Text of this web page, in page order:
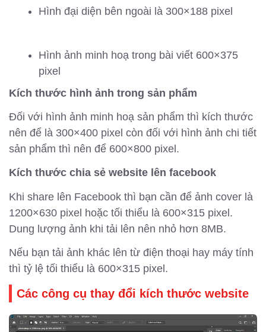
Hình đại diện bên ngoài là 300×188 pixel
Hình ảnh minh hoạ trong bài viết 600×375
pixel
Kích thước hình ảnh trong sản phẩm
Đối với hình ảnh minh hoạ sản phẩm thì kích thước
nên để là 300×400 pixel còn đối với hình ảnh chi tiết
sản phẩm thì nên để 600×800 pixel.
Kích thước chia sẻ website lên facebook
Khi share lên Facebook thì bạn cần để ảnh cover là
1200×630 pixel hoặc tối thiểu là 600×315 pixel.
Dung lượng ảnh khi tải lên nên nhỏ hơn 8MB.
Nếu bạn tải ảnh khác lên từ điện thoại hay máy tính
thì tỷ lệ tối thiểu là 600×315 pixel.
Các công cụ thay đổi kích thước website